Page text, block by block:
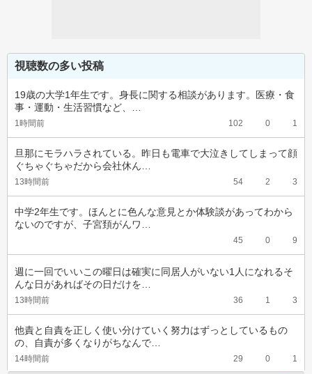
視聴数の多い投稿
19歳の大学1年生です。身長に関する相談があります。医療・食
事・運動・生活習慣など、…
1時間前 102 0 1
旦那にモラハラされている。昨日も電車で大泣きしてしまって顔
ぐちゃぐちゃだから会社休ん…
13時間前 54 2 3
中学2年生です。ほんとに色んな意見とか体験談があってわから
ないのですが、子宮頚がんワ…
45 0 9
週に一回でいいこの曜日は確実に同居人がいない1人になれるそ
んな日があればその日だけを…
13時間前 36 1 3
他責と自責を正しく使い分けていく努力はずっとしているもの
の、自責が多くなりがちなんで…
14時間前 29 0 1